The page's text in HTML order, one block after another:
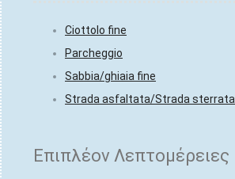
Ciottolo fine
Parcheggio
Sabbia/ghiaia fine
Strada asfaltata/Strada sterrata
Επιπλέον Λεπτομέρειες